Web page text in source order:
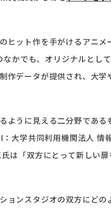
ヒット作を手がけるアニメ
かでも、オリジナルとし
作データが提供され、大学
ように見える二分野である
大学共同利用機関法人 情
は「双方にとって新しい
ョンスタジオの双方にどの